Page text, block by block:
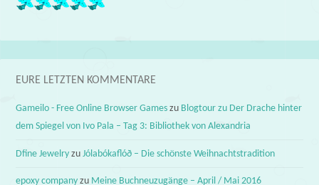
EURE LETZTEN KOMMENTARE
Gameilo - Free Online Browser Games zu Blogtour zu Der Drache hinter
dem Spiegel von Ivo Pala – Tag 3: Bibliothek von Alexandria
Dfine Jewelry zuJólabókaflóð – Die schönste Weihnachtstradition
epoxy company zu Meine Buchneuzugänge – April / Mai 2016